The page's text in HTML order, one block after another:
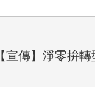
【宣傳】淨零拚